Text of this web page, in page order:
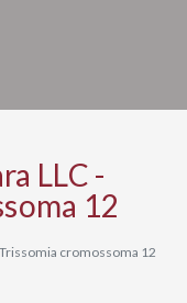
LLC -
12
cromossoma 12